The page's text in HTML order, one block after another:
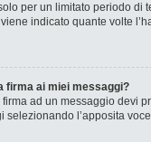
per un limitato periodo di
indicato quante volte
firma ai miei messaggi?
ad un messaggio devi
selezionando l’apposita